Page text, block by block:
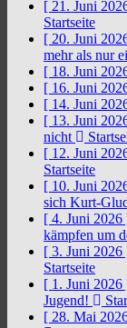
[ 21. Juni
Startseite
[ 20. Juni
mehr als nur
[ 18. Juni
[ 16. Juni
[ 14. Juni
[ 13. Juni
nicht
[ 12. Juni
Startseite
[ 10. Juni
sich Kurt-
[ 4. Juni 2026
kämpfen um
[ 3. Juni 2026
Startseite
[ 1. Juni 2026
Jugend!
[ 28. Mai